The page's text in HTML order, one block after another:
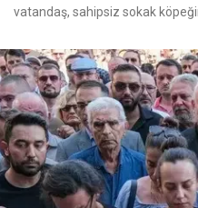
vatandaş, sahipsiz sokak